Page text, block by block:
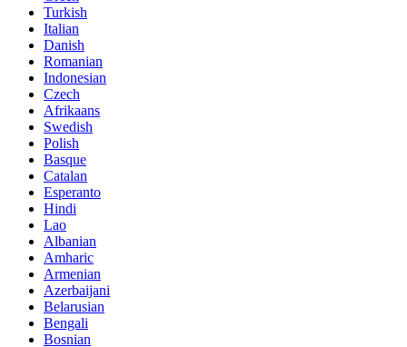
Turkish
Italian
Danish
Romanian
Indonesian
Czech
Afrikaans
Swedish
Polish
Basque
Catalan
Esperanto
Hindi
Lao
Albanian
Amharic
Armenian
Azerbaijani
Belarusian
Bengali
Bosnian